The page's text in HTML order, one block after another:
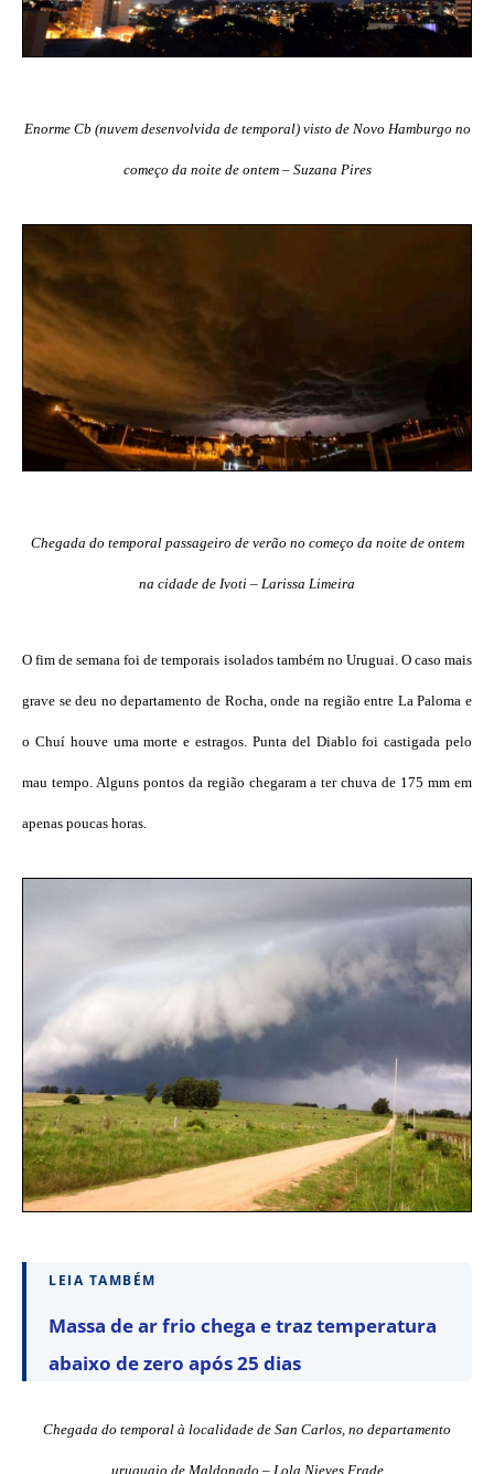
Enorme Cb (nuvem desenvolvida de temporal) visto de Novo Hamburgo no
começo da noite de ontem – Suzana Pires
Chegada do temporal passageiro de verão no começo da noite de ontem
na cidade de Ivoti – Larissa Limeira
O fim de semana foi de temporais isolados também no Uruguai. O caso mais
grave se deu no departamento de Rocha, onde na região entre La Paloma e
o Chuí houve uma morte e estragos. Punta del Diablo foi castigada pelo
mau tempo. Alguns pontos da região chegaram a ter chuva de 175 mm em
apenas poucas horas.
LEIA TAMBÉM
Massa de ar frio chega e traz temperatura
abaixo de zero após 25 dias
Chegada do temporal à localidade de San Carlos, no departamento
uruguaio de Maldonado – Lola Nieves Frade